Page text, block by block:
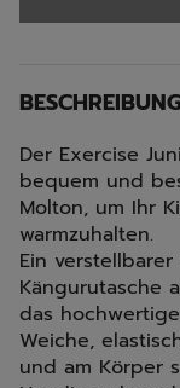
BESCHREIBUNG
Der Exercise
bequem und
Molton, um Ihr
warmzuhalten.
Ein
Kängurutasche
das
Weiche,
und am Körper